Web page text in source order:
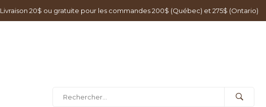
Livraison 20$ ou gratuite pour les commandes 200$ (Québec) et 275$ (Ontario)